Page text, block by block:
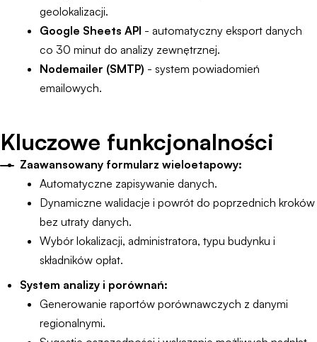
geolokalizacji.
Google Sheets API - automatyczny eksport danych
co 30 minut do analizy zewnętrznej.
Nodemailer (SMTP) - system powiadomień
emailowych.
Kluczowe funkcjonalności
Zaawansowany formularz wieloetapowy:
Automatyczne zapisywanie danych.
Dynamiczne walidacje i powrót do poprzednich kroków
bez utraty danych.
Wybór lokalizacji, administratora, typu budynku i
składników opłat.
System analizy i porównań:
Generowanie raportów porównawczych z danymi
regionalnymi.